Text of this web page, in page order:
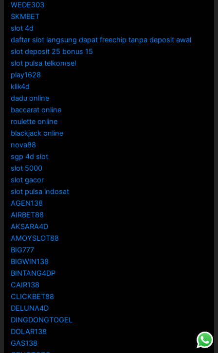
WEDE303
SKMBET
slot 4d
daftar slot langsung dapat freechip tanpa deposit awal
slot deposit 25 bonus 15
slot pulsa telkomsel
play1628
klik4d
dadu online
baccarat online
roulette online
blackjack online
nova88
sgp 4d slot
slot 5000
slot gacor
slot pulsa indosat
AGEN138
AIRBET88
AKSARA4D
AMOYSLOT88
BIG777
BIGWIN138
BINTANG4DP
CAIR138
CLICKBET88
DELUNA4D
DINGDONGTOGEL
DOLAR138
GAS138